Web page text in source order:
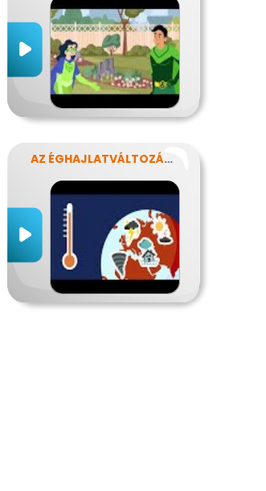
AZ ÉGHAJLATVÁLTOZÁS HATÁSA AZ ÉLELMISZER-ELLÁTÁSRA